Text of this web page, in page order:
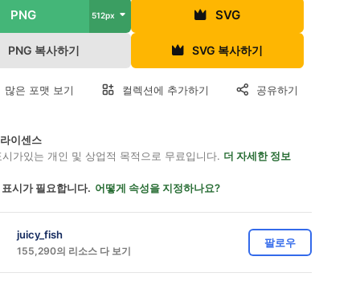
PNG 512px SVG
PNG 복사하기 SVG 복사하기
많은 포맷 보기 컬렉션에 추가하기 공유하기
이센스
가있는 개인 및 상업적 목적으로 무료입니다. 더 자세한 정보
시가 필요합니다. 어떻게 속성을 지정하나요?
juicy_fish
155,290의 리소스 다 보기
팔로우